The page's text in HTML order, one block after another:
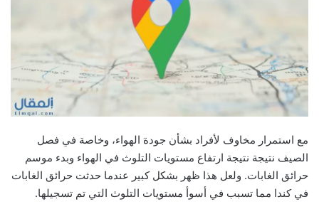
مع استمرار مخاوف لأفراد بشأن جودة الهواء، وخاصة في فصل
الصيف نتيجة نتيجة ارتفاع مستويات التلوث في الهواء وبدء موسم
حرائق الغابات. ولعل هذا ظهر بشكل كبير عندما حدثت حرائق الغابات
في كندا مما تسبب في أسوأ مستويات التلوث التي تم تسجيلها.